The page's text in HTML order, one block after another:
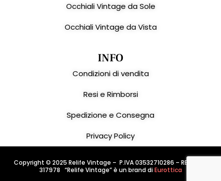
INFO
Condizioni di vendita
Resi e Rimborsi
Spedizione e Consegna
Privacy Policy
Occhiali Vintage da Sole
Occhiali Vintage da Vista
Copyright © 2025 Relife Vintage – P.IVA 03532710286 – REA: PD –
317978 “Relife Vintage” è un brand diEurottica